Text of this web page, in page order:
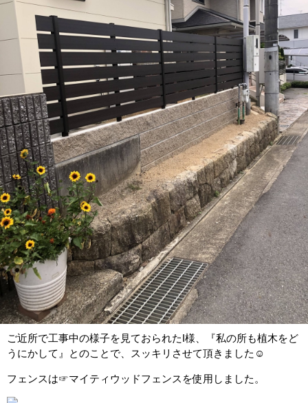
ご近所で工事中の様子を見ておられたI様、『私の所も植木をど
うにかして』とのことで、スッキリさせて頂きました☺
フェンスは☞マイティウッドフェンスを使用しました。